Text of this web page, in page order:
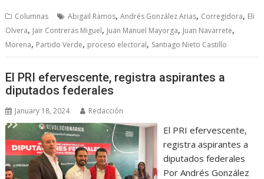
Columnas Abigail Ramos,Andrés González Arias, Corregidora, Eli
Olvera, Jair Contreras Miguel, Juan Manuel Mayorga, Juan Navarrete,
Morena, Partido Verde, proceso electoral, Santiago Nieto Castillo
El PRI efervescente, registra aspirantes a
diputados federales
January 18, 2024 Redacción
El PRI efervescente,
registra aspirantes a
diputados federales
Por Andrés González